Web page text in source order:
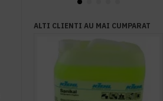
ALTI CLIENTI AU MAI CUMPARAT